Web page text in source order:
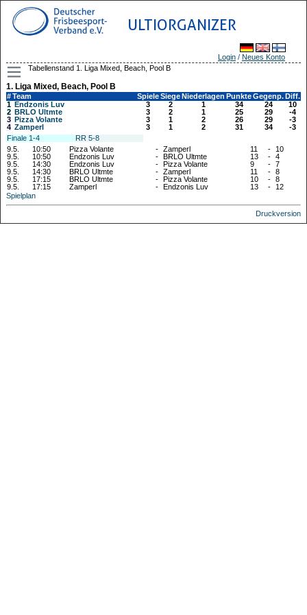
ULTIORGANIZER
Login / Neues Konto
Tabellenstand 1. Liga Mixed, Beach, Pool B
1. Liga Mixed, Beach, Pool B
#Team SpieleSiege Niederlagen PunkteGegenp. Diff.
1 Endzonis Luv 3 2 1 34 24
10
2 BRLO Ultmte 3 2 1 25 29
-4
3 Pizza Volante 3 1 2 26 29
-3
4 Zamperl 3 1 2 31 34
-3
Finale 1-4
RR 5-8
9.5.
10:50 Pizza Volante - Zamperl 11 -
10
9.5.
10:50 Endzonis Luv - BRLO Ultmte 13 - 4
9.5.
14:30 Endzonis Luv - Pizza Volante 9 - 7
9.5.
14:30 BRLO Ultmte - Zamperl 11 - 8
9.5.
17:15 BRLO Ultmte - Pizza Volante 10 - 8
9.5.
17:15 Zamperl - Endzonis Luv 13 -
12
Spielplan
Druckversion